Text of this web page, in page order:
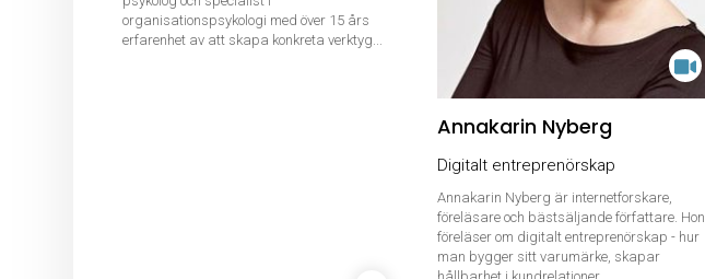
organisationspsykologi med över 15 års
erfarenhet av att skapa konkreta verktyg...
Annakarin Nyberg
Digitalt entreprenörskap
Annakarin Nyberg är internetforskare,
föreläsare och bästsäljande författare. Hon
föreläser om digitalt entreprenörskap - hur
man bygger sitt varumärke, skapar
hållbarhet i kundrelationer...